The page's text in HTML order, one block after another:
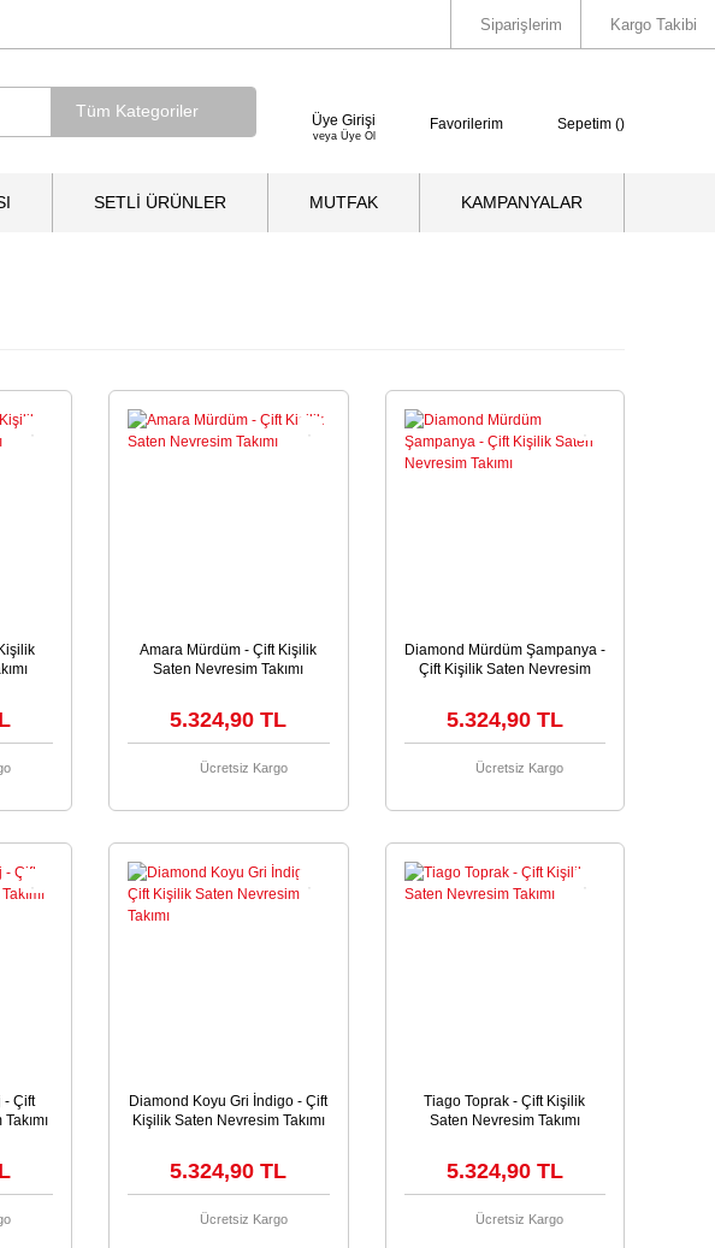
Siparişlerim Kargo Takibi
Üye Girişi
veya Üye Ol
Favorilerim Sepetim ()
SETLİ ÜRÜNLER MUTFAK KAMPANYALAR
Amara Mürdüm - Çift Kişilik
Saten Nevresim Takımı
5.324,90 TL
Ücretsiz Kargo
Diamond Mürdüm Şampanya -
Çift Kişilik Saten Nevresim
5.324,90 TL
Ücretsiz Kargo
- Çift
Diamond Koyu Gri İndigo - Çift
Kişilik Saten Nevresim Takımı
5.324,90 TL
Ücretsiz Kargo
Tiago Toprak - Çift Kişilik
Saten Nevresim Takımı
5.324,90 TL
Ücretsiz Kargo